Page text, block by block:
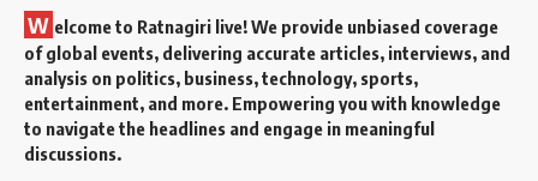
W elcome to Ratnagiri live! We provide unbiased coverage
of global events, delivering accurate articles, interviews, and
analysis on politics, business, technology, sports,
entertainment, and more. Empowering you with knowledge
to navigate the headlines and engage in meaningful
discussions.